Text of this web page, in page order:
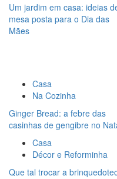
Um jardim em casa: ideias
mesa posta para o Dia das
Mães
Casa
Na Cozinha
Ginger Bread: a febre das
casinhas de gengibre no
Casa
Décor e Reforminha
Que tal trocar a